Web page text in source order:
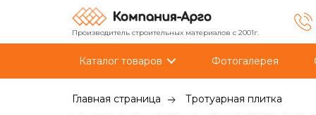
Производитель строительных материалов с 2001г.
Каталог товаров Фотогалерея
Главная страница Тротуарная плитка